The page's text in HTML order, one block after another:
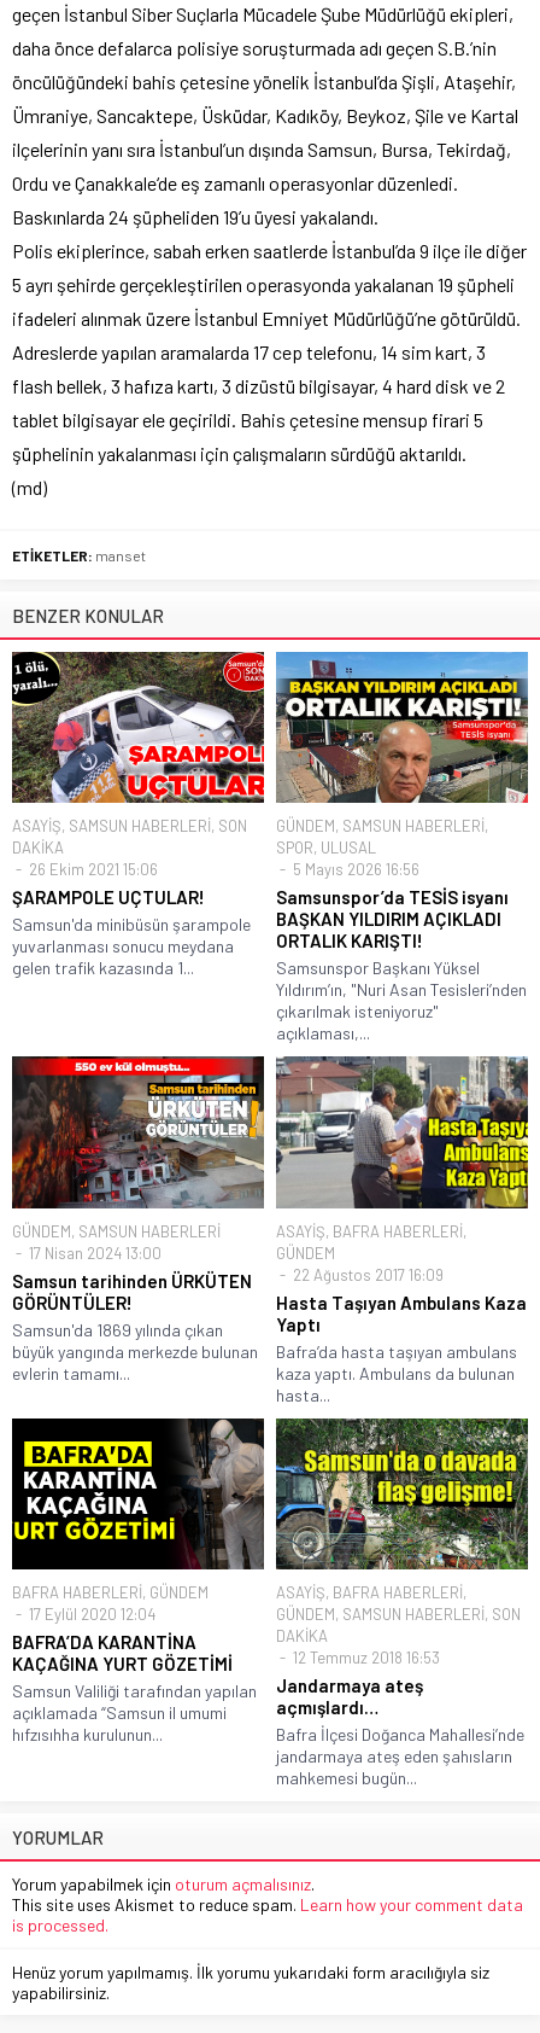
geçen İstanbul Siber Suçlarla Mücadele Şube Müdürlüğü ekipleri,
daha önce defalarca polisiye soruşturmada adı geçen S.B.’nin
öncülüğündeki bahis çetesine yönelik İstanbul’da Şişli, Ataşehir,
Ümraniye, Sancaktepe, Üsküdar, Kadıköy, Beykoz, Şile ve Kartal
ilçelerinin yanı sıra İstanbul’un dışında Samsun, Bursa, Tekirdağ,
Ordu ve Çanakkale‘de eş zamanlı operasyonlar düzenledi.
Baskınlarda 24 şüpheliden 19’u üyesi yakalandı.
Polis ekiplerince, sabah erken saatlerde İstanbul’da 9 ilçe ile diğer
5 ayrı şehirde gerçekleştirilen operasyonda yakalanan 19 şüpheli
ifadeleri alınmak üzere İstanbul Emniyet Müdürlüğü’ne götürüldü.
Adreslerde yapılan aramalarda 17 cep telefonu, 14 sim kart, 3
flash bellek, 3 hafıza kartı, 3 dizüstü bilgisayar, 4 hard disk ve 2
tablet bilgisayar ele geçirildi. Bahis çetesine mensup firari 5
şüphelinin yakalanması için çalışmaların sürdüğü aktarıldı.
(md)
ETİKETLER: manset
BENZER KONULAR
ASAYİŞ, SAMSUN HABERLERİ, SON
DAKİKA
26 Ekim 2021 15:06
ŞARAMPOLE UÇTULAR!
Samsun'da minibüsün şarampole
yuvarlanması sonucu meydana
gelen trafik kazasında 1...
GÜNDEM, SAMSUN HABERLERİ,
SPOR, ULUSAL
5 Mayıs 2026 16:56
Samsunspor’da TESİS isyanı
BAŞKAN YILDIRIM AÇIKLADI
ORTALIK KARIŞTI!
Samsunspor Başkanı Yüksel
Yıldırım’ın, "Nuri Asan Tesisleri’nden
çıkarılmak isteniyoruz"
açıklaması,...
GÜNDEM, SAMSUN HABERLERİ
17 Nisan 2024 13:00
Samsun tarihinden ÜRKÜTEN
GÖRÜNTÜLER!
Samsun'da 1869 yılında çıkan
büyük yangında merkezde bulunan
evlerin tamamı...
ASAYİŞ, BAFRA HABERLERİ,
GÜNDEM
22 Ağustos 2017 16:09
Hasta Taşıyan Ambulans Kaza
Yaptı
Bafra’da hasta taşıyan ambulans
kaza yaptı. Ambulans da bulunan
hasta...
BAFRA HABERLERİ, GÜNDEM
17 Eylül 2020 12:04
BAFRA’DA KARANTİNA
KAÇAĞINA YURT GÖZETİMİ
Samsun Valiliği tarafından yapılan
açıklamada “Samsun il umumi
hıfzısıhha kurulunun...
ASAYİŞ, BAFRA HABERLERİ,
GÜNDEM, SAMSUN HABERLERİ, SON
DAKİKA
12 Temmuz 2018 16:53
Jandarmaya ateş
açmışlardı…
Bafra İlçesi Doğanca Mahallesi’nde
jandarmaya ateş eden şahısların
mahkemesi bugün...
YORUMLAR
Yorum yapabilmek için oturum açmalısınız.
This site uses Akismet to reduce spam. Learn how your comment data
is processed.
Henüz yorum yapılmamış. İlk yorumu yukarıdaki form aracılığıyla siz
yapabilirsiniz.